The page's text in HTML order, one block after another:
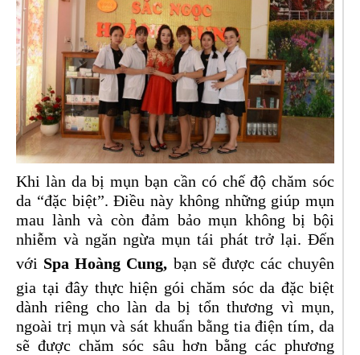
Khi làn da bị mụn bạn cần có chế độ chăm sóc
da “đặc biệt”. Điều này không những giúp mụn
mau lành và còn đảm bảo mụn không bị bội
nhiễm và ngăn ngừa mụn tái phát trở lại. Đến
với Spa Hoàng Cung, bạn sẽ được các chuyên
gia tại đây thực hiện gói chăm sóc da đặc biệt
dành riêng cho làn da bị tổn thương vì mụn,
ngoài trị mụn và sát khuẩn bằng tia điện tím, da
sẽ được chăm sóc sâu hơn bằng các phương